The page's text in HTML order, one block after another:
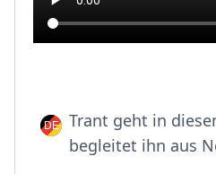
Trant geht in
begleitet ihn aus